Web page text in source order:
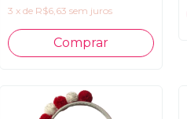
3 x de R$6,63 sem juros